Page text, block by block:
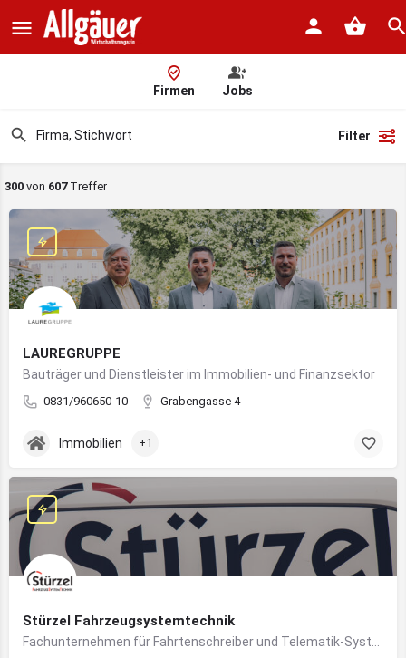
Firmen Jobs
Filter
300 von 607Treffer
LAUREGRUPPE
Bauträger und Dienstleister im Immobilien- und Finanzsektor
0831/960650-10 Grabengasse 4
Immobilien +1
Stürzel Fahrzeugsystemtechnik